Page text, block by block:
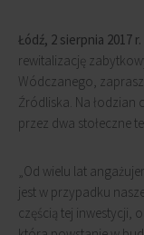
Łódź, 2 sierpnia 2017 r.
rewitalizację
Wódczanego,
Źródliska. Na łodzian
przez dwa stołeczne
„Od wielu lat
jest w przypadku
częścią tej inwestycji,